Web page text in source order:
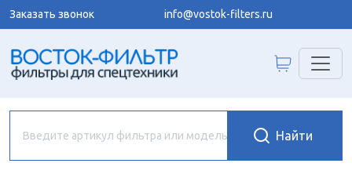
Заказать звонок info@vostok-filters.ru